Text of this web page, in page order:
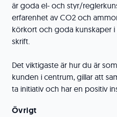
är goda el- och styr/
erfarenhet av CO2 och
körkort och goda kunskaper i
skrift.
Det viktigaste är hur du är
kunden i centrum, gillar att
ta initiativ och har en positiv
Övrigt